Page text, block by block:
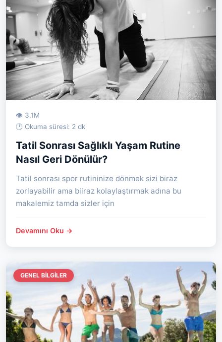
👁 3.1M
🕐 Okuma süresi: 2 dk
Tatil Sonrası Sağlıklı Yaşam Rutine
Nasıl Geri Dönülür?
Tatil sonrası spor rutininize dönmek sizi biraz
zorlayabilir ama biiraz kolaylaştırmak adına bu
makalemiz tamda sizler için
Devamını Oku →
GENEL BILGILER